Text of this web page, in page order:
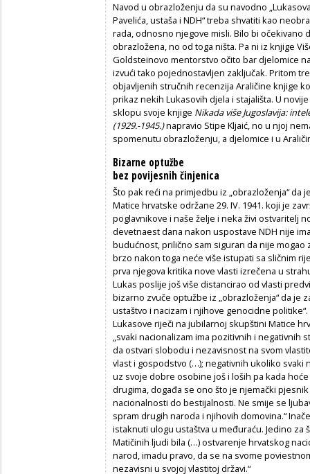
Navod u obrazloženju da su navodno
Pavelića, ustaša i NDH“ treba shvatiti kao
rada, odnosno njegove misli. Bilo bi očekivano
obrazložena, no od toga ništa. Pa ni iz knjige
Goldsteinovo mentorstvo očito bar djelomice
izvući tako pojednostavljen zaključak. Pritom
objavljenih stručnih recenzija Araličine knjige
prikaz nekih Lukasovih djela i stajališta. U
sklopu svoje knjige Nikada više Jugoslavija:
(1929.-1945.)napravio Stipe Kljaić, no u njoj
spomenutu obrazloženju, a djelomice i u
Bizarne optužbe
bez povijesnih činjenica
Što pak reći na primjedbu iz „obrazloženja“ da
Matice hrvatske održane 29. IV. 1941. koji je
poglavnikove i naše želje i neka živi ostvaritelj
devetnaest dana nakon uspostave NDH nije
budućnost, prilično sam siguran da nije mogao
brzo nakon toga neće više istupati sa sličnim
prva njegova kritika nove vlasti izrečena u
Lukas poslije još više distancirao od vlasti
bizarno zvuče optužbe iz „obrazloženja“ da je
ustaštvo i nacizam i njihove genocidne
Lukasove riječi na jubilarnoj skupštini Matice
„svaki nacionalizam ima pozitivnih i negativnih
da ostvari slobodu i nezavisnost na svom
vlast i gospodstvo (…); negativnih ukoliko svaki
uz svoje dobre osobine još i loših pa kada
drugima, događa se ono što je njemački
nacionalnosti do bestijalnosti. Ne smije se
spram drugih naroda i njihovih domovina.“
istaknuti ulogu ustaštva u međuraću. Jedino za
Matičinih ljudi bila (…) ostvarenje hrvatskog
narod, imadu pravo, da se na svome
nezavisni u svojoj vlastitoj državi.“